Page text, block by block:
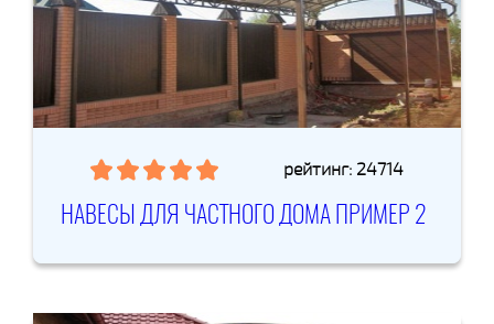
рейтинг: 24714
НАВЕСЫ ДЛЯ ЧАСТНОГО ДОМА ПРИМЕР 2